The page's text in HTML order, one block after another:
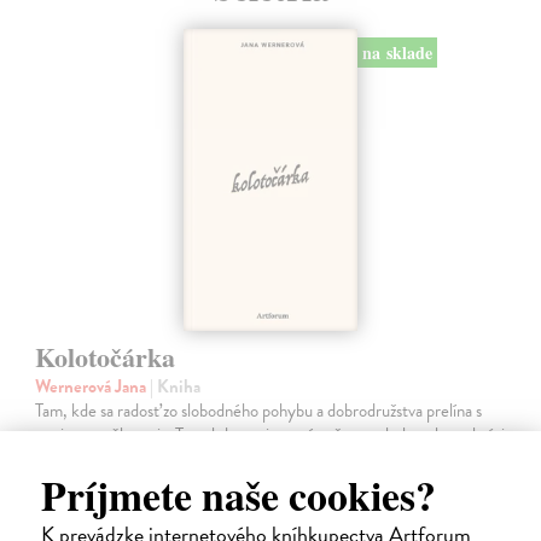
Príjmete naše cookies?
na sklade
Kolotočárka
Wernerová Jana| Kniha
Tam, kde sa radosť zo slobodného pohybu a dobrodružstva prelína s
pocitom vyčlenenia. Tam, kde rastie starý gaštan a okolo neho sa krúti
Na sklade
15,21 €